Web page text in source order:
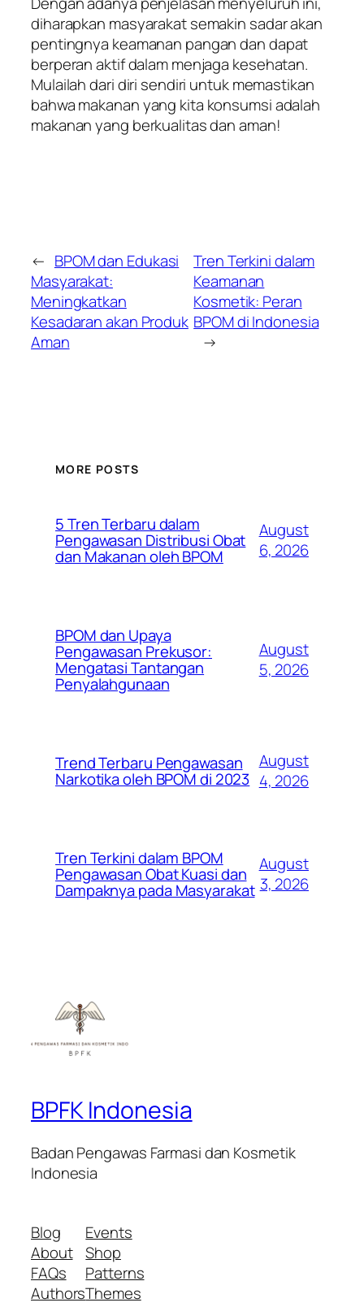
diharapkan masyarakat semakin sadar akan
pentingnya keamanan pangan dan dapat
berperan aktif dalam menjaga kesehatan.
Mulailah dari diri sendiri untuk memastikan
bahwa makanan yang kita konsumsi adalah
makanan yang berkualitas dan aman!
← BPOM dan Edukasi
Masyarakat:
Meningkatkan
Kesadaran akan Produk
Aman
Tren Terkini dalam
Keamanan
Kosmetik: Peran
BPOM di Indonesia
→
MORE POSTS
5 Tren Terbaru dalam
Pengawasan Distribusi Obat
dan Makanan oleh BPOM
August
6, 2026
BPOM dan Upaya
Pengawasan Prekusor:
Mengatasi Tantangan
Penyalahgunaan
August
5, 2026
Trend Terbaru Pengawasan
Narkotika oleh BPOM di 2023
August
4, 2026
Tren Terkini dalam BPOM
Pengawasan Obat Kuasi dan
Dampaknya pada Masyarakat
August
3, 2026
BPFK Indonesia
Badan Pengawas Farmasi dan Kosmetik
Indonesia
Blog
About
FAQs
Authors
Events
Shop
Patterns
Themes